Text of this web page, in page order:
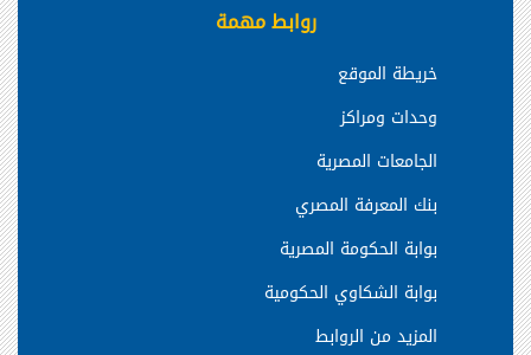
روابط مهمة
خريطة الموقع
وحدات ومراكز
الجامعات المصرية
بنك المعرفة المصري
بوابة الحكومة المصرية
بوابة الشكاوي الحكومية
المزيد من الروابط